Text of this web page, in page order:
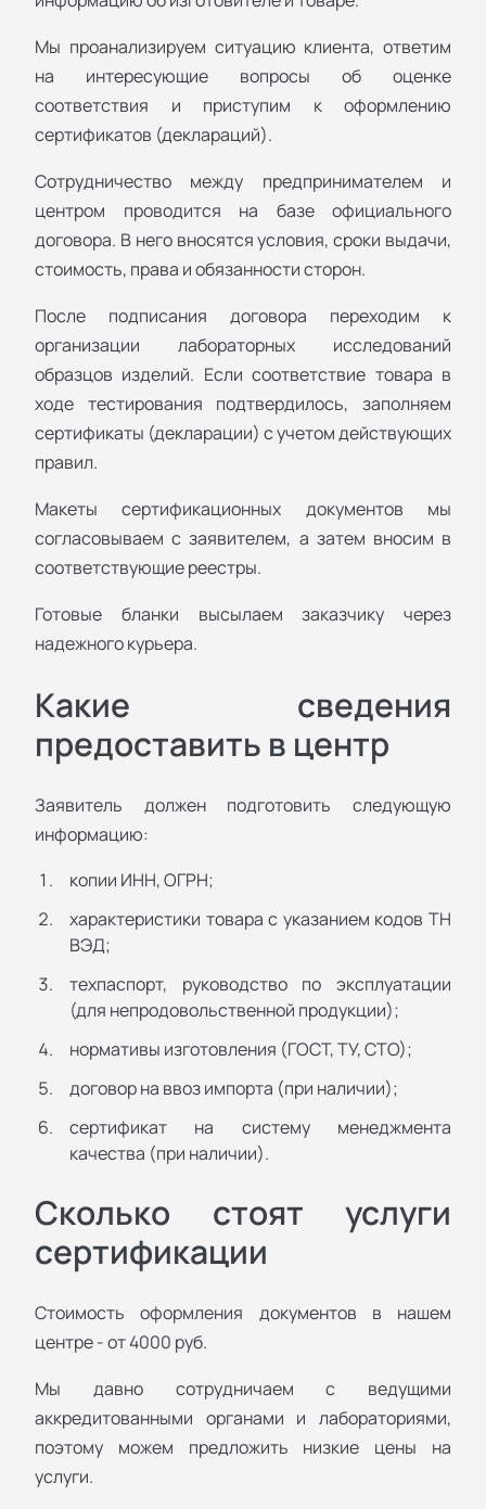
Мы проанализируем ситуацию клиента, ответим
на интересующие вопросы об оценке
соответствия и приступим к оформлению
сертификатов (деклараций).
Сотрудничество между предпринимателем и
центром проводится на базе официального
договора. В него вносятся условия, сроки выдачи,
стоимость, права и обязанности сторон.
После подписания договора переходим к
организации лабораторных исследований
образцов изделий. Если соответствие товара в
ходе тестирования подтвердилось, заполняем
сертификаты (декларации) с учетом действующих
правил.
Макеты сертификационных документов мы
согласовываем с заявителем, а затем вносим в
соответствующие реестры.
Готовые бланки высылаем заказчику через
надежного курьера.
Какие сведения
предоставить в центр
Заявитель должен подготовить следующую
информацию:
копии ИНН, ОГРН;
характеристики товара с указанием кодов ТН
ВЭД;
техпаспорт, руководство по эксплуатации
(для непродовольственной продукции);
нормативы изготовления (ГОСТ, ТУ, СТО);
договор на ввоз импорта (при наличии);
сертификат на систему менеджмента
качества (при наличии).
Сколько стоят услуги
сертификации
Стоимость оформления документов в нашем
центре - от 4000 руб.
Мы давно сотрудничаем с ведущими
аккредитованными органами и лабораториями,
поэтому можем предложить низкие цены на
услуги.